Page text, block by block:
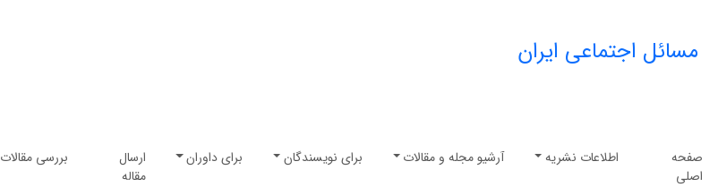
مسائل اجتماعی ایران
صفحه
اصلی
اطلاعات نشریه آرشیو مجله و مقالات برای نویسندگان برای داوران
ارسال
مقاله
بررسی مقالات